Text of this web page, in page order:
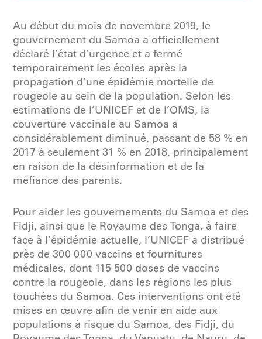
Au début du mois de novembre 2019, le
gouvernement du Samoa a officiellement
déclaré l’état d’urgence et a fermé
temporairement les écoles après la
propagation d’une épidémie mortelle de
rougeole au sein de la population. Selon les
estimations de l’UNICEF et de l’OMS, la
couverture vaccinale au Samoa a
considérablement diminué, passant de 58 % en
2017 à seulement 31 % en 2018, principalement
en raison de la désinformation et de la
méfiance des parents.
Pour aider les gouvernements du Samoa et des
Fidji, ainsi que le Royaume des Tonga, à faire
face à l’épidémie actuelle, l’UNICEF a distribué
près de 300 000 vaccins et fournitures
médicales, dont 115 500 doses de vaccins
contre la rougeole, dans les régions les plus
touchées du Samoa. Ces interventions ont été
mises en œuvre afin de venir en aide aux
populations à risque du Samoa, des Fidji, du